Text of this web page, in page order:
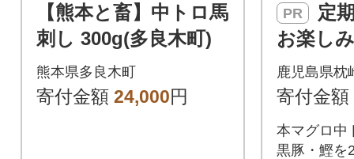
【熊本と畜】中トロ馬
刺し 300g(多良木町)
熊本県多良木町
寄付金額 24,000円
PR
お楽し
定期便(
豚・鮪
鹿児島県枕
寄付金額
本マグロ中
黒豚・鰹を